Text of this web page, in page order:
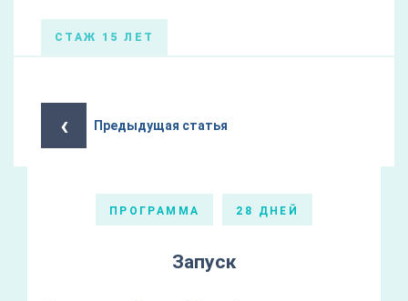
СТАЖ 15 ЛЕТ
‹ Предыдущая статья
ПРОГРАММА 28 ДНЕЙ
Запуск